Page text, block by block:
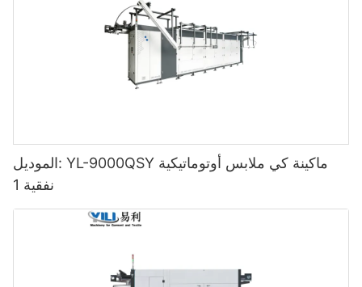
الموديل: YL-9000QSY ماكينة كي ملابس أوتوماتيكية
نفقية 1